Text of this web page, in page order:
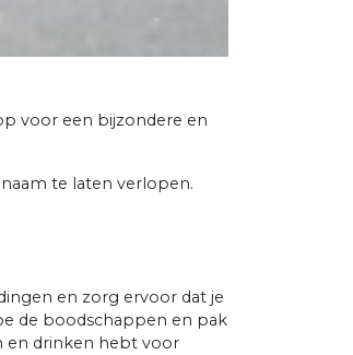
voor een bijzondere en
te laten verlopen.
en zorg ervoor dat je
de boodschappen en pak
en drinken hebt voor